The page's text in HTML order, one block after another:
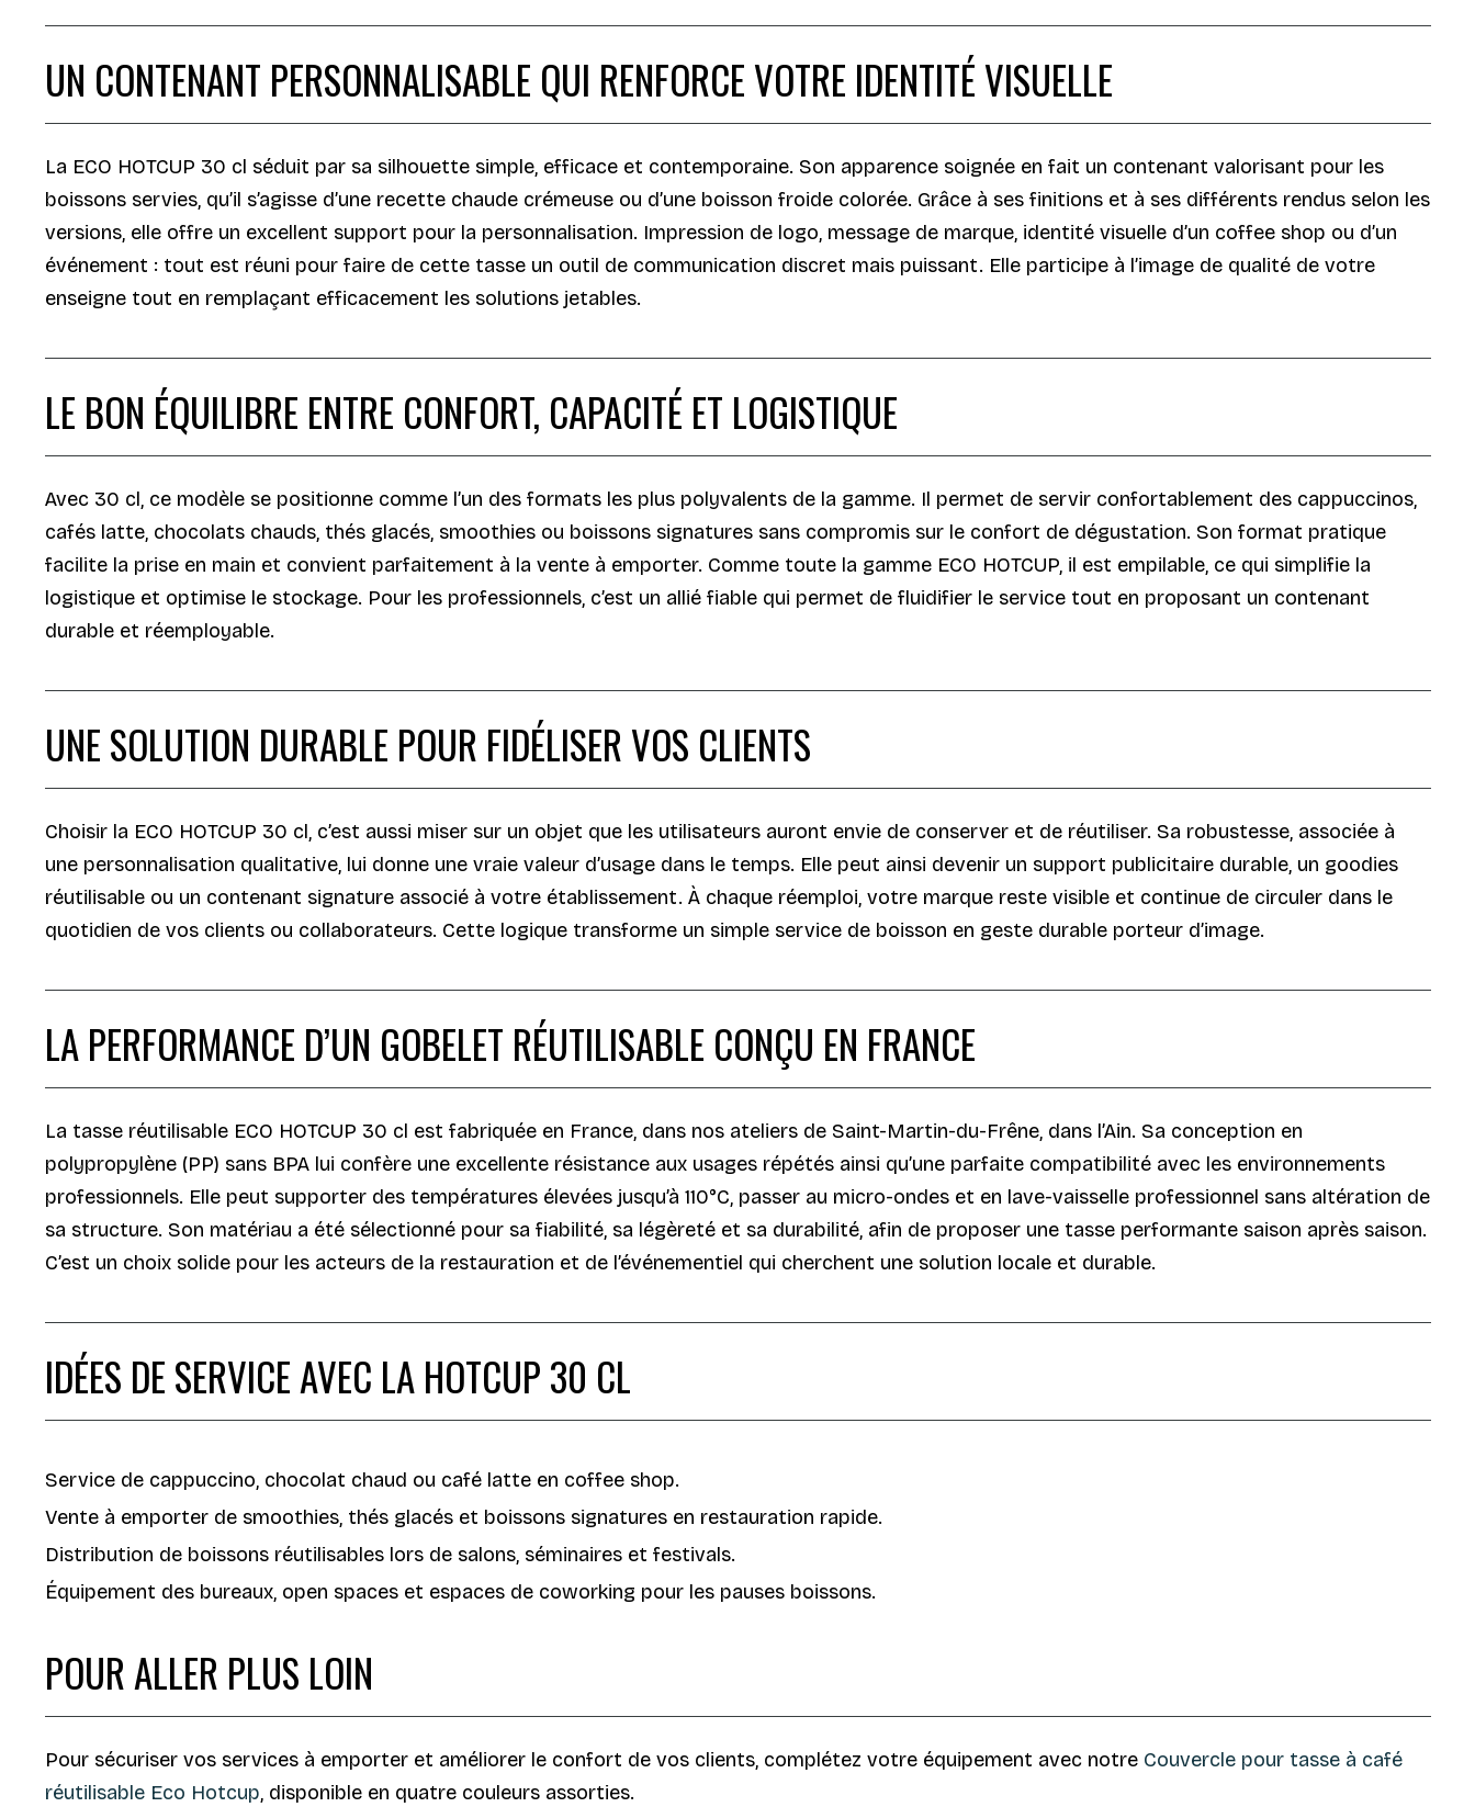
UN CONTENANT PERSONNALISABLE QUI RENFORCE VOTRE IDENTITÉ VISUELLE
La ECO HOTCUP 30 cl séduit par sa silhouette simple, efficace et contemporaine. Son apparence soignée en fait un contenant valorisant pour les
boissons servies, qu’il s’agisse d’une recette chaude crémeuse ou d’une boisson froide colorée. Grâce à ses finitions et à ses différents rendus selon les
versions, elle offre un excellent support pour la personnalisation. Impression de logo, message de marque, identité visuelle d’un coffee shop ou d’un
événement : tout est réuni pour faire de cette tasse un outil de communication discret mais puissant. Elle participe à l’image de qualité de votre
enseigne tout en remplaçant efficacement les solutions jetables.
LE BON ÉQUILIBRE ENTRE CONFORT, CAPACITÉ ET LOGISTIQUE
Avec 30 cl, ce modèle se positionne comme l’un des formats les plus polyvalents de la gamme. Il permet de servir confortablement des cappuccinos,
cafés latte, chocolats chauds, thés glacés, smoothies ou boissons signatures sans compromis sur le confort de dégustation. Son format pratique
facilite la prise en main et convient parfaitement à la vente à emporter. Comme toute la gamme ECO HOTCUP, il est empilable, ce qui simplifie la
logistique et optimise le stockage. Pour les professionnels, c’est un allié fiable qui permet de fluidifier le service tout en proposant un contenant
durable et réemployable.
UNE SOLUTION DURABLE POUR FIDÉLISER VOS CLIENTS
Choisir la ECO HOTCUP 30 cl, c’est aussi miser sur un objet que les utilisateurs auront envie de conserver et de réutiliser. Sa robustesse, associée à
une personnalisation qualitative, lui donne une vraie valeur d’usage dans le temps. Elle peut ainsi devenir un support publicitaire durable, un goodies
réutilisable ou un contenant signature associé à votre établissement. À chaque réemploi, votre marque reste visible et continue de circuler dans le
quotidien de vos clients ou collaborateurs. Cette logique transforme un simple service de boisson en geste durable porteur d’image.
LA PERFORMANCE D’UN GOBELET RÉUTILISABLE CONÇU EN FRANCE
La tasse réutilisable ECO HOTCUP 30 cl est fabriquée en France, dans nos ateliers de Saint-Martin-du-Frêne, dans l’Ain. Sa conception en
polypropylène (PP) sans BPA lui confère une excellente résistance aux usages répétés ainsi qu’une parfaite compatibilité avec les environnements
professionnels. Elle peut supporter des températures élevées jusqu’à 110°C, passer au micro-ondes et en lave-vaisselle professionnel sans altération de
sa structure. Son matériau a été sélectionné pour sa fiabilité, sa légèreté et sa durabilité, afin de proposer une tasse performante saison après saison.
C’est un choix solide pour les acteurs de la restauration et de l’événementiel qui cherchent une solution locale et durable.
IDÉES DE SERVICE AVEC LA HOTCUP 30 CL
Service de cappuccino, chocolat chaud ou café latte en coffee shop.
Vente à emporter de smoothies, thés glacés et boissons signatures en restauration rapide.
Distribution de boissons réutilisables lors de salons, séminaires et festivals.
Équipement des bureaux, open spaces et espaces de coworking pour les pauses boissons.
POUR ALLER PLUS LOIN
Pour sécuriser vos services à emporter et améliorer le confort de vos clients, complétez votre équipement avec notre Couvercle pour tasse à café
réutilisable Eco Hotcup, disponible en quatre couleurs assorties.